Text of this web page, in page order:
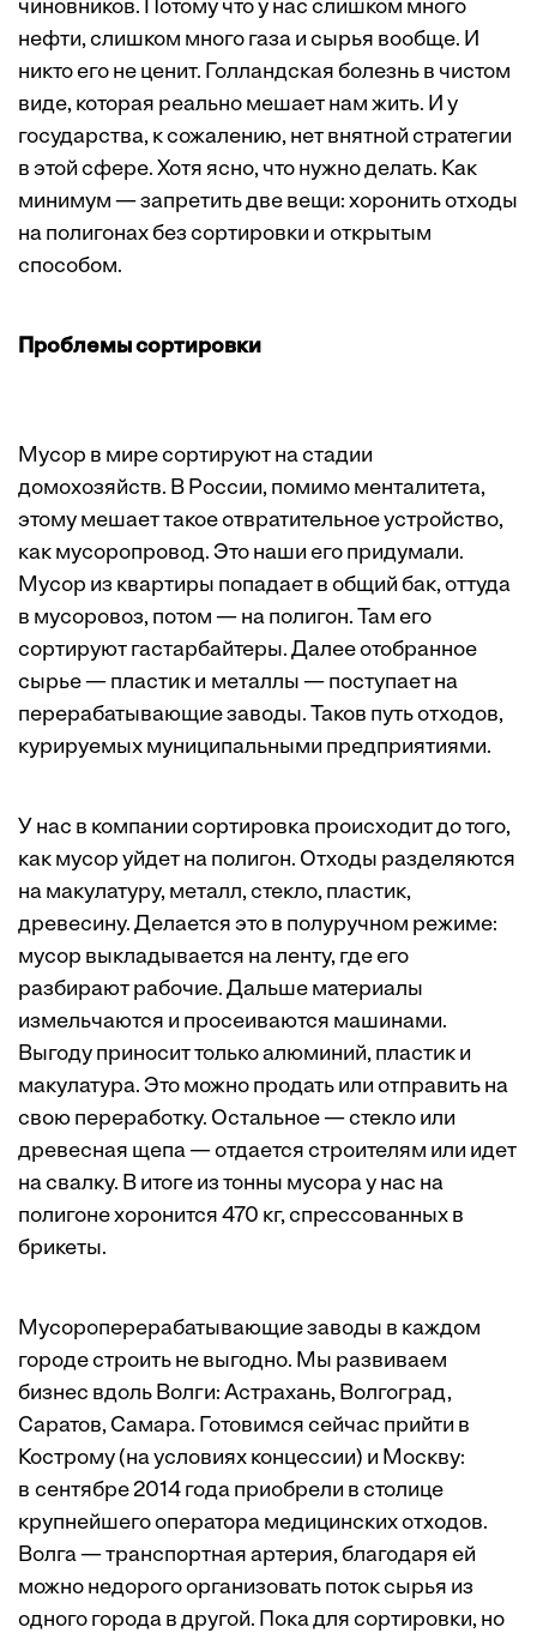
чиновников. Потому что у нас слишком много
нефти, слишком много газа и сырья вообще. И
никто его не ценит. Голландская болезнь в чистом
виде, которая реально мешает нам жить. И у
государства, к сожалению, нет внятной стратегии
в этой сфере. Хотя ясно, что нужно делать. Как
минимум — запретить две вещи: хоронить отходы
на полигонах без сортировки и открытым
способом.
Проблемы сортировки
Мусор в мире сортируют на стадии
домохозяйств. В России, помимо менталитета,
этому мешает такое отвратительное устройство,
как мусоропровод. Это наши его придумали.
Мусор из квартиры попадает в общий бак, оттуда
в мусоровоз, потом — на полигон. Там его
сортируют гастарбайтеры. Далее отобранное
сырье — пластик и металлы — поступает на
перерабатывающие заводы. Таков путь отходов,
курируемых муниципальными ­предприятиями.
У нас в компании сортировка происходит до того,
как мусор уйдет на полигон. Отходы разделяются
на макулатуру, металл, стекло, пластик,
древесину. Делается это в полуручном режиме:
мусор выкладывается на ленту, где его
разбирают рабочие. Дальше материалы
измельчаются и просеиваются машинами.
Выгоду приносит только алюминий, пластик и
макулатура. Это можно продать или отправить на
свою переработку. Остальное — стекло или
древесная щепа — отдается строителям или идет
на свалку. В итоге из тонны мусора у нас на
полигоне хоронится 470 кг, спрессованных в
брикеты.
Мусороперерабатывающие заводы в каждом
городе строить не выгодно. Мы развиваем
бизнес вдоль Волги: Астрахань, Волгоград,
Саратов, Самара. Готовимся сейчас прийти в
Кострому (на условиях концессии) и Москву:
в сентябре 2014 года приобрели в столице
крупнейшего оператора медицинских отходов.
Волга — транспортная артерия, благодаря ей
можно недорого организовать поток сырья из
одного города в другой. Пока для сортировки, но